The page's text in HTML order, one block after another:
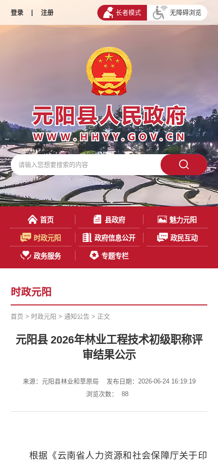
登录 | 注册 长者模式 无障碍浏览
首页 县政府 魅力元阳
时政元阳 政府信息公开 政民互动
政务服务 专题专栏
时政元阳
首页 > 时政元阳 >通知公告 > 正文
元阳县 2026年林业工程技术初级职称评
审结果公示
来源：元阳县林业和草原局
发布日期：2026-06-24 16:19:19
浏览次数：
88
根据《云南省人力资源和社会保障厅关于印